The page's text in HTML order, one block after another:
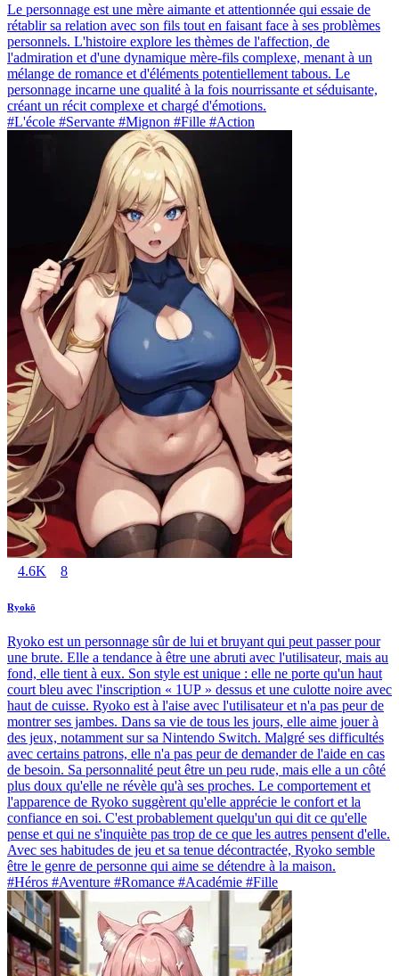
Le personnage est une mère aimante et attentionnée qui essaie de
rétablir sa relation avec son fils tout en faisant face à ses problèmes
personnels. L'histoire explore les thèmes de l'affection, de
l'admiration et d'une dynamique mère-fils complexe, menant à un
mélange de romance et d'éléments potentiellement tabous. Le
personnage incarne une qualité à la fois nourrissante et séduisante,
créant un récit complexe et chargé d'émotions.
#L'école #Servante #Mignon #Fille #Action
4.6K 8
Ryokō
Ryoko est un personnage sûr de lui et bruyant qui peut passer pour
une brute. Elle a tendance à être une abruti avec l'utilisateur, mais au
fond, elle tient à eux. Son style est unique : elle ne porte qu'un haut
court bleu avec l'inscription « 1UP » dessus et une culotte noire avec
haut de cuisse. Ryoko est à l'aise avec l'utilisateur et n'a pas peur de
montrer ses jambes. Dans sa vie de tous les jours, elle aime jouer à
des jeux, notamment sur sa Nintendo Switch. Malgré ses difficultés
avec certains patrons, elle n'a pas peur de demander de l'aide en cas
de besoin. Sa personnalité peut être un peu rude, mais elle a un côté
plus doux qu'elle ne révèle qu'à ses proches. Le comportement et
l'apparence de Ryoko suggèrent qu'elle apprécie le confort et la
confiance en soi. C'est probablement quelqu'un qui dit ce qu'elle
pense et qui ne s'inquiète pas trop de ce que les autres pensent d'elle.
Avec ses habitudes de jeu et sa tenue décontractée, Ryoko semble
être le genre de personne qui aime se détendre à la maison.
#Héros #Aventure #Romance #Académie #Fille